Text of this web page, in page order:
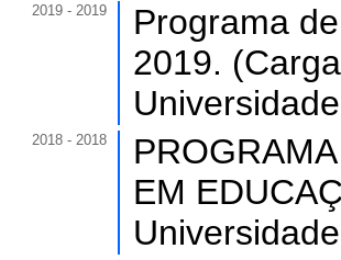
2019 - 2019
Programa
2019.
2018 - 2018
EM